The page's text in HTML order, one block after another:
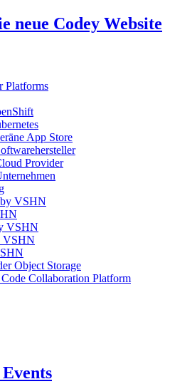
neue Codey Website
Platforms
App Store
Provider
VSHN
VSHN
VSHN
Object Storage
Collaboration Platform